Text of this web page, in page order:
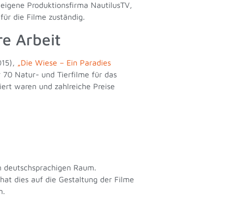
Produktionsfirma NautilusTV,
die Filme zuständig.
Arbeit
„Die Wiese – Ein Paradies
70 Natur- und Tierfilme für das
waren und zahlreiche Preise
Raum.
dies auf die Gestaltung der Filme